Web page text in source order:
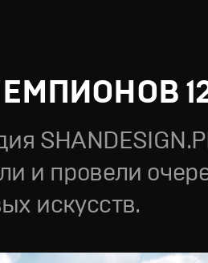
и провели
искусств.